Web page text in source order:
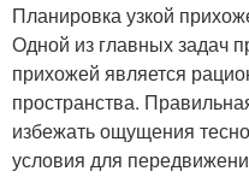
Планировка узкой
Одной из главных задач
прихожей является
пространства.
избежать ощущения
условия для